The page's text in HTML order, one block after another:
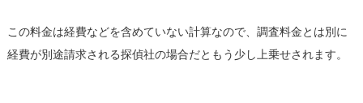
この料金は経費などを含めていない計算なので、調査料金とは別に
経費が別途請求される探偵社の場合だともう少し上乗せされます。